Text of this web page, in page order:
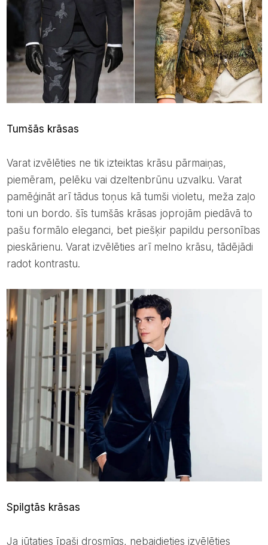
Tumšās krāsas
Varat izvēlēties ne tik izteiktas krāsu pārmaiņas,
piemēram, pelēku vai dzeltenbrūnu uzvalku. Varat
pamēģināt arī tādus toņus kā tumši violetu, meža zaļo
toni un bordo. šīs tumšās krāsas joprojām piedāvā to
pašu formālo eleganci, bet piešķir papildu personības
pieskārienu. Varat izvēlēties arī melno krāsu, tādējādi
radot kontrastu.
Spilgtās krāsas
Ja jūtaties īpaši drosmīgs, nebaidieties izvēlēties